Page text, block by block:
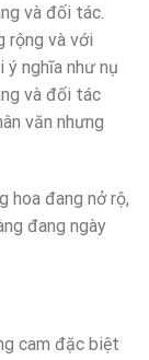
và đối tác.
rộng và với
ý nghĩa như nụ
và đối tác
văn nhưng
hoa đang nở rộ,
đang ngày
cam đặc biệt